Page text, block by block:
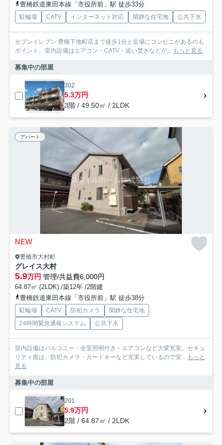
豊橋鉄道東田本線「市役所前」駅 徒歩33分
駐輪場 CATV インターネット対応 閑静な住宅地 公共下水
セブンイレブン 豊橋下地町店まで徒歩1分と近場にコンビニがあるのも
ポイント。室内設備はエアコン・CATV・追い焚きなどが... もっと見る
募集中の部屋
302
5.3万円
3階 / 49.50㎡ / 2LDK
アパート
NEW
豊橋市大村町
グレイス大村
5.9万円 管理/共益費6,000円
64.87㎡ (2LDK) /築12年 /2階建
豊橋鉄道東田本線「市役所前」駅 徒歩38分
駐輪場 CATV 防犯カメラ
閑静な住宅地
24時間緊急通報システム
公共下水
室内設備はバルコニー・全室照明付き・エアコンなど大変充実。セキュ
リティ面は、防犯カメラ・カードキーなど充実しているので安... もっと
見る
募集中の部屋
201
5.9万円
2階 / 64.87㎡ / 2LDK